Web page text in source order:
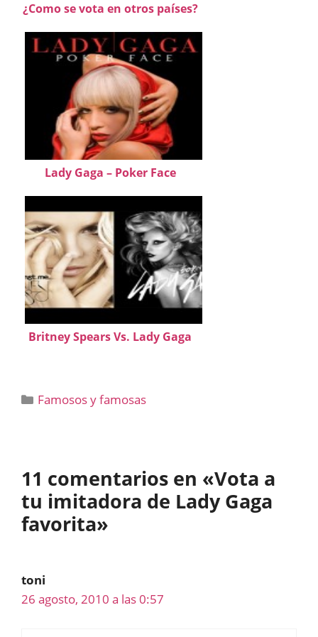
¿Como se vota en otros países?
Lady Gaga – Poker Face
Britney Spears Vs. Lady Gaga
Categorías
Famosos y famosas
11 comentarios en «Vota a
tu imitadora de Lady Gaga
favorita»
toni
26 agosto, 2010 a las 0:57